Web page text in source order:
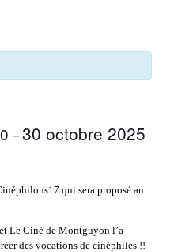
–30 octobre 2025
qui sera proposé au
Le Ciné de Montguyon l’a
des vocations de cinéphiles !!